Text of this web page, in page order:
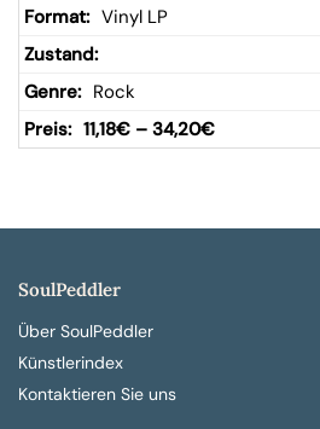
Vinyl LP
Rock
11,18€ – 34,20€
SoulPeddler
Über SoulPeddler
Künstlerindex
Kontaktieren Sie uns